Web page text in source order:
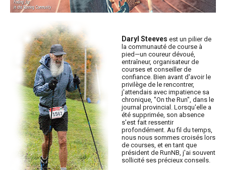
Daryl Steeves est un pilier de
la communauté de course à
pied—un coureur dévoué,
entraîneur, organisateur de
courses et conseiller de
confiance. Bien avant d'avoir le
privilège de le rencontrer,
j'attendais avec impatience sa
chronique, "On the Run", dans le
journal provincial. Lorsqu'elle a
été supprimée, son absence
s'est fait ressentir
profondément. Au fil du temps,
nous nous sommes croisés lors
de courses, et en tant que
président de RunNB, j'ai souvent
sollicité ses précieux conseils.